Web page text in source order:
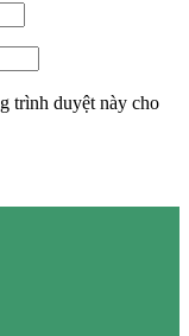
trình duyệt này cho